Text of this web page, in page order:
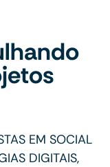
EM SOCIAL
DIGITAIS,